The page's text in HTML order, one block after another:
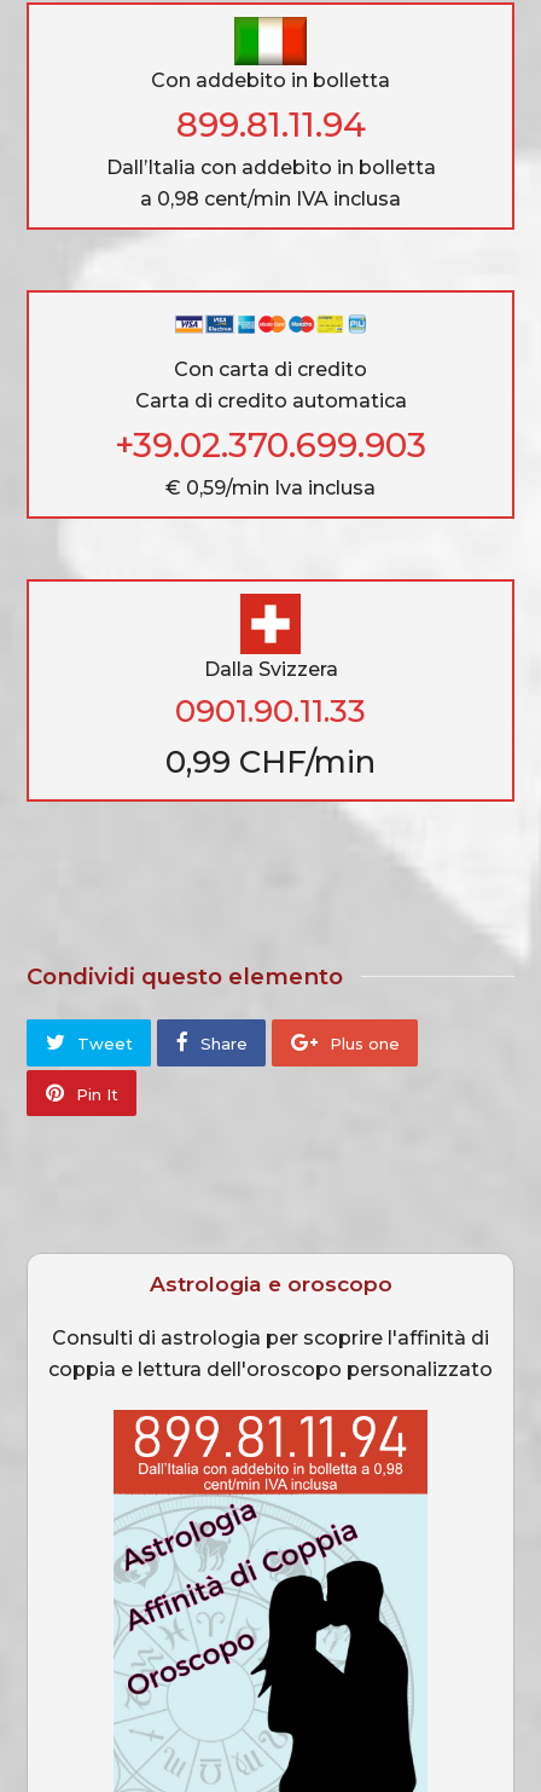
Con addebito in bolletta
899.81.11.94
Dall’Italia con addebito in bolletta
a 0,98 cent/min IVA inclusa
Con carta di credito
Carta di credito automatica
+39.02.370.699.903
€ 0,59/min Iva inclusa
Dalla Svizzera
0901.90.11.33
0,99 CHF/min
Condividi questo elemento
Tweet Share Plus one
Pin It
Astrologia e oroscopo
Consulti di astrologia per scoprire l'affinità di
coppia e lettura dell'oroscopo personalizzato